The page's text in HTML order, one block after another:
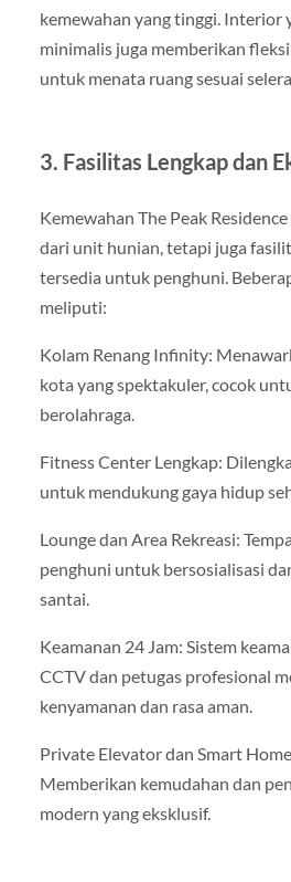
kemewahan yang tinggi. Interior
minimalis juga memberikan
untuk menata ruang sesuai
3. Fasilitas Lengkap dan
Kemewahan The Peak
dari unit hunian, tetapi juga
tersedia untuk penghuni.
meliputi:
Kolam Renang Infinity:
kota yang spektakuler, cocok
berolahraga.
Fitness Center Lengkap:
untuk mendukung gaya hidup
Lounge dan Area Rekreasi:
penghuni untuk bersosialisasi
santai.
Keamanan 24 Jam: Sistem
CCTV dan petugas profesional
kenyamanan dan rasa aman.
Private Elevator dan Smart
Memberikan kemudahan dan
modern yang eksklusif.